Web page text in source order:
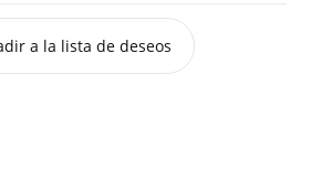
a la lista de deseos